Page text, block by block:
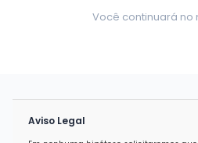
Você continuará no
Aviso Legal